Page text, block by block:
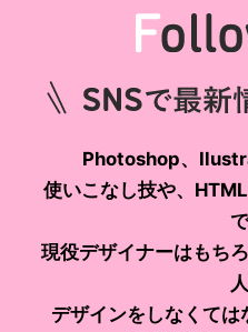
Photoshop、
使いこなし技や、
現役デザイナーはもち
デザインをしなくて